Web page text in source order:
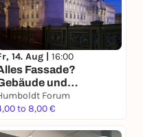
14. Aug | 16:00
Fassade?
und
in Einfacher
Forum
to 8,00 €